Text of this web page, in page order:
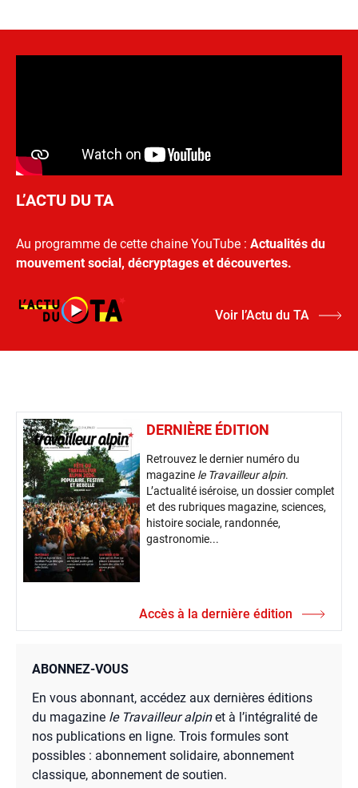
L’ACTU DU TA
Au programme de cette chaine YouTube : Actualités du
mouvement social, décryptages et découvertes.
Voir l’Actu du TA
DERNIÈRE ÉDITION
Retrouvez le dernier numéro du
magazine le Travailleur alpin.
L’actualité iséroise, un dossier complet
et des rubriques magazine, sciences,
histoire sociale, randonnée,
gastronomie...
Accès à la dernière édition
ABONNEZ-VOUS
En vous abonnant, accédez aux dernières éditions
du magazine le Travailleur alpinet à l’intégralité de
nos publications en ligne. Trois formules sont
possibles : abonnement solidaire, abonnement
classique, abonnement de soutien.